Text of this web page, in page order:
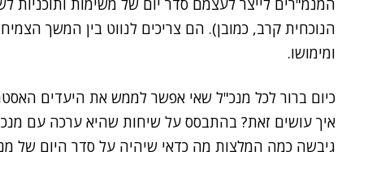
המנמ"רים לייצר לעצמם סדר יום של משימות
הנוכחית קרב, כמובן). הם צריכים לנווט בין המשך
ומימושו.
כיום ברור לכל מנכ"ל שאי אפשר לממש את היעדים
איך עושים זאת? בהתבסס על שיחות שהיא ערכה עם
גיבשה כמה המלצות מה כדאי שיהיה על סדר היום של